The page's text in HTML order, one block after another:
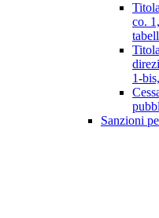
co.
1-
Sanzioni